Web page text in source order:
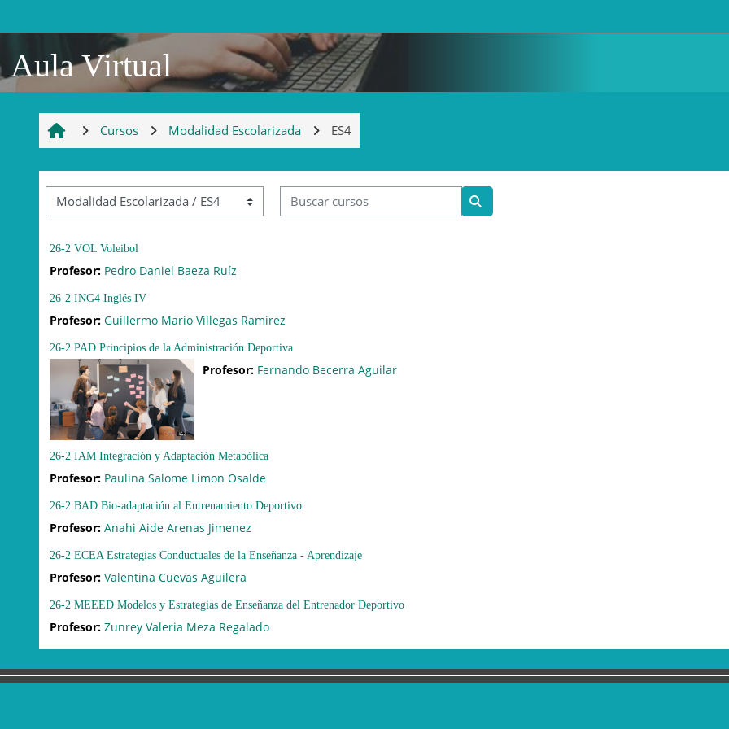
Aula Virtual
Cursos Modalidad Escolarizada ES4
Categorías
Buscar cursos
Buscar cursos
26-2 VOL Voleibol
Profesor: Pedro Daniel Baeza Ruíz
26-2 ING4 Inglés IV
Profesor:Guillermo Mario Villegas Ramirez
26-2 PAD Principios de la Administración Deportiva
Profesor: Fernando Becerra Aguilar
26-2 IAM Integración y Adaptación Metabólica
Profesor: Paulina Salome Limon Osalde
26-2 BAD Bio-adaptación al Entrenamiento Deportivo
Profesor:Anahi Aide Arenas Jimenez
26-2 ECEA Estrategias Conductuales de la Enseñanza - Aprendizaje
Profesor:Valentina Cuevas Aguilera
26-2 MEEED Modelos y Estrategias de Enseñanza del Entrenador Deportivo
Profesor:Zunrey Valeria Meza Regalado